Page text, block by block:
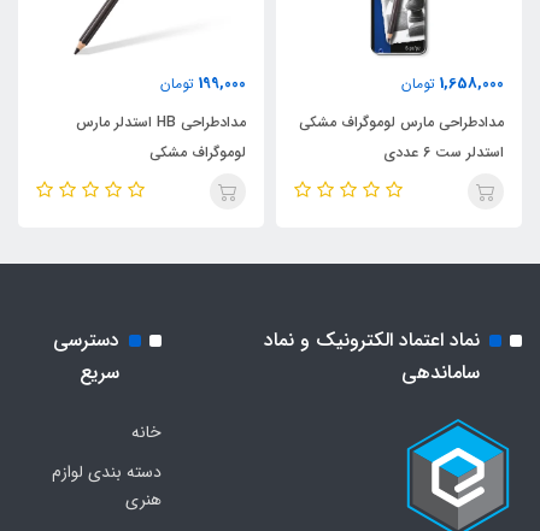
1,658,000 تومان
مدادطراحی مارس لوموگراف مشکی
استدلر ست 6 عددی
199,000 تومان
مدادطراحی HB استدلر مارس
لوموگراف مشکی
نماد اعتماد الکترونیک و نماد
ساماندهی
دسترسی
سریع
خانه
دسته بندی لوازم
هنری